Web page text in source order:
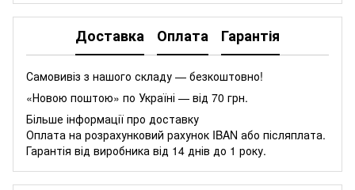
Доставка Оплата Гарантія
Самовивіз з нашого складу — безкоштовно!
«Новою поштою» по Україні — від 70 грн.
Більше інформації про доставку
Оплата на розрахунковий рахунок IBAN або післяплата.
Гарантія від виробника від 14 днів до 1 року.